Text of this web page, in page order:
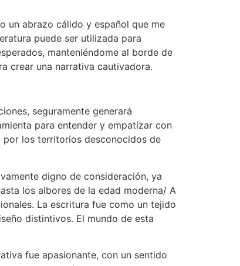
un abrazo cálido y español que me
puede ser utilizada para
manteniéndome al borde de
crear una narrativa cautivadora.
seguramente generará
para entender y empatizar con
por los territorios desconocidos de
digno de consideración, ya
los albores de la edad moderna/ A
La escritura fue como un tejido
distintivos. El mundo de esta
fue apasionante, con un sentido